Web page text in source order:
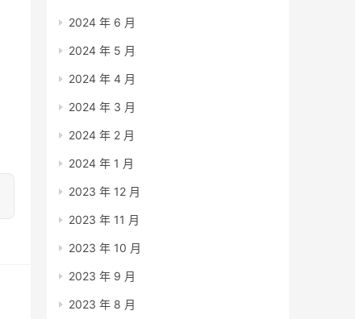
2024 年 6 月
2024 年 5 月
2024 年 4 月
2024 年 3 月
2024 年 2 月
2024 年 1 月
2023 年 12 月
2023 年 11 月
2023 年 10 月
2023 年 9 月
2023 年 8 月